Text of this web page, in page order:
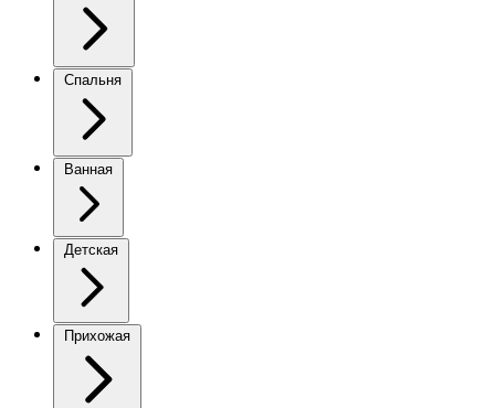
Спальня
Ванная
Детская
Прихожая